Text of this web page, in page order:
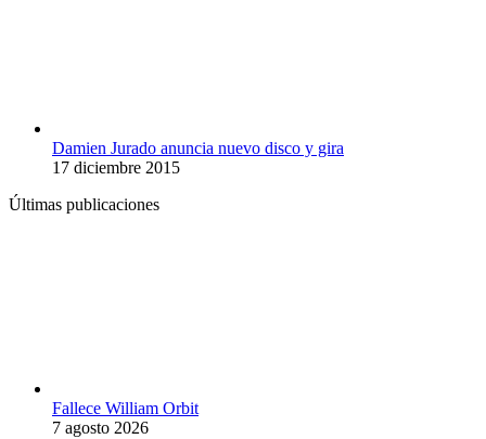
Damien Jurado anuncia nuevo disco y gira
17 diciembre 2015
Últimas publicaciones
Fallece William Orbit
7 agosto 2026